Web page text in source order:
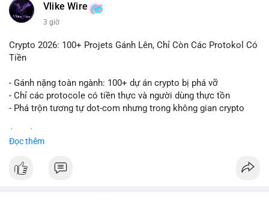
Vlike Wire
3 giờ
Crypto 2026: 100+ Projets Gánh Lên, Chỉ Còn Các Protokol Có
Tiền
- Gánh nặng toàn ngành: 100+ dự án crypto bị phá vỡ
- Chỉ các protocole có tiền thực và người dùng thực tồn
- Phá trộn tương tự dot-com nhưng trong không gian crypto
Đọc thêm